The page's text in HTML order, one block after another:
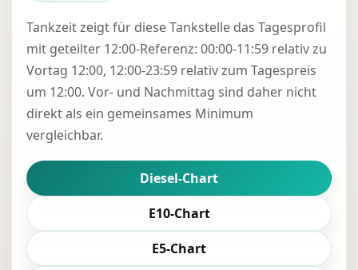
Tankzeit zeigt für diese Tankstelle das Tagesprofil
mit geteilter 12:00-Referenz: 00:00-11:59 relativ zu
Vortag 12:00, 12:00-23:59 relativ zum Tagespreis
um 12:00. Vor- und Nachmittag sind daher nicht
direkt als ein gemeinsames Minimum
vergleichbar.
Diesel-Chart
E10-Chart
E5-Chart